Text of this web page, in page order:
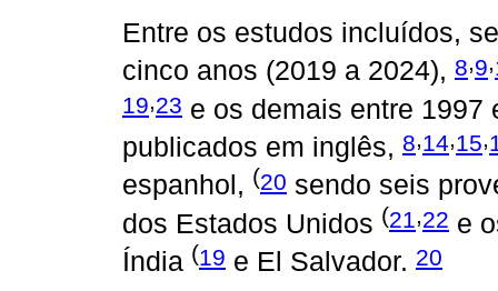
Entre os estudos incluídos,
cinco anos (2019 a 2024), 8,9,
19 23 e os demais entre 1997
publicados em inglês, 8,14,15,
espanhol, (20 sendo seis
dos Estados Unidos (21 22 e
Índia (19 e El Salvador. 20